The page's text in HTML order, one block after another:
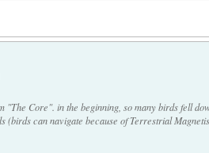
"The Core". in the beginning, so many birds fell
(birds can navigate because of Terrestrial